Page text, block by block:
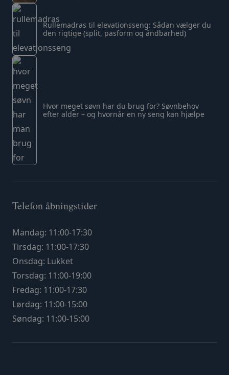
Rullemadras til elevationsseng: Sådan vælger du
den rigtige (split, pasform og åndbarhed)
Hvor meget søvn har du brug for? Søvnbehov
efter alder – og hvornår en ny seng kan hjælpe
Telefon åbningstider
Mandag: 11:00-17:30
Tirsdag: 11:00-17:30
Onsdag: Lukket
Torsdag: 11:00-19:00
Fredag: 11:00-17:30
Lørdag: 11:00-15:00
Søndag: 11:00-15:00